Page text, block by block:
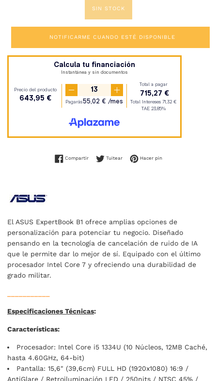
SIN STOCK
NOTIFICARME CUANDO ESTÉ DISPONIBLE
CompartirCompartir en Facebook
TuitearTuitear en Twitter
Hacer pinPinear en Pinterest
El ASUS ExpertBook B1 ofrece amplias opciones de
personalización para potenciar tu negocio. Diseñado
pensando en la tecnología de cancelación de ruido de IA
que le permite dar lo mejor de sí. Equipado con el último
procesador Intel Core 7 y ofreciendo una durabilidad de
grado militar.
Especificaciones Técnicas:
Características:
Procesador: Intel Core i5 1334U (10 Núcleos, 12MB Caché,
hasta 4.60GHz, 64-bit)
Pantalla: 15,6" (39,6cm) FULL HD (1920x1080) 16:9 /
AntiGlare / Retroiluminación LED / 250nits / NTSC 45% /